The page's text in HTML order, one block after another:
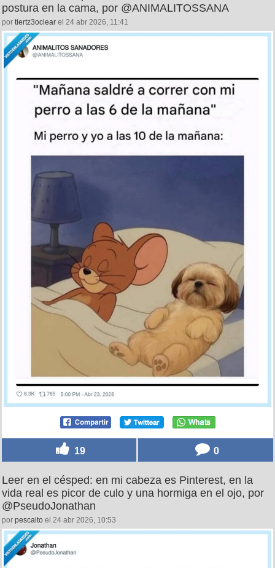
postura en la cama, por @ANIMALITOSSANA
por tiertz3oclear el 24 abr 2026, 11:41
19 0
Leer en el césped: en mi cabeza es Pinterest, en la
vida real es picor de culo y una hormiga en el ojo, por
@PseudoJonathan
por pescaito el 24 abr 2026, 10:53